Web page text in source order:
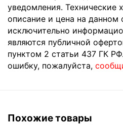
уведомления. Технические
описание и цена на данном
исключительно
являются публичной
пунктом 2 статьи 437 ГК
ошибку, пожалуйста,
Похожие товары